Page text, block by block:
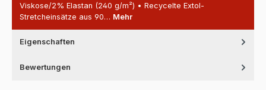
Viskose/2% Elastan (240 g/m²) • Recycelte Extol-
Stretcheinsätze aus 90… Mehr
Eigenschaften
Bewertungen